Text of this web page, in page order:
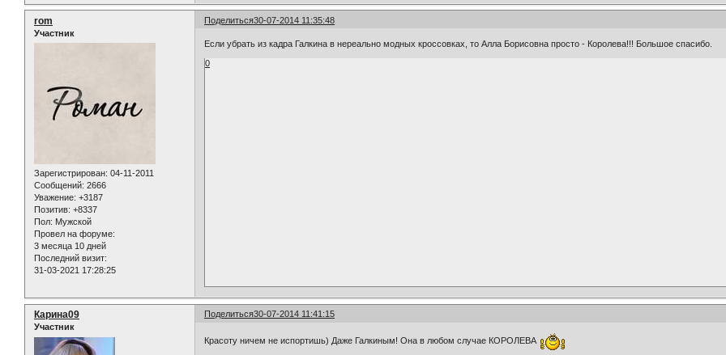
Поделиться30-07-2014 11:35:48
rom
Участник
Зарегистрирован: 04-11-2011
Сообщений: 2666
Уважение: +3187
Позитив: +8337
Пол: Мужской
Провел на форуме:
3 месяца 10 дней
Последний визит:
31-03-2021 17:28:25
Если убрать из кадра Галкина в нереально модных кроссовках, то Алла Борисовна просто - Королева!!! Большое спасибо.
0
Поделиться30-07-2014 11:41:15
Карина09
Участник
Красоту ничем не испортишь) Даже Галкиным! Она в любом случае КОРОЛЕВА